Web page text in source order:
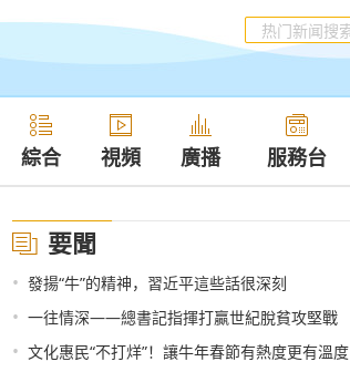
綜合 視頻 廣播 服務台
要聞
• 發揚“牛”的精神，習近平這些話很深刻
• 一往情深——總書記指揮打贏世紀脫貧攻堅戰
• 文化惠民“不打烊”！讓牛年春節有熱度更有溫度